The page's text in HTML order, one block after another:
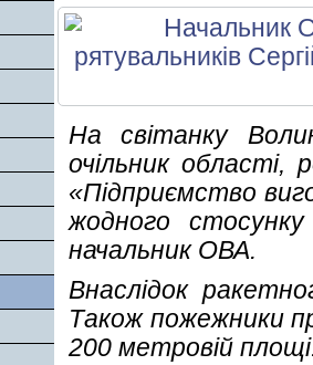
На світанку
очільник області,
«Підприємство
жодного стосунку
начальник ОВА.
Внаслідок
Також пожежники
200 метровій